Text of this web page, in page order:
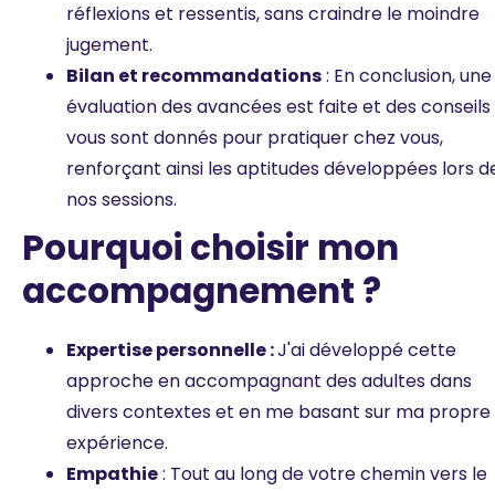
réflexions et ressentis, sans craindre le moindre
jugement.
Bilan et recommandations: En conclusion, une
évaluation des avancées est faite et des conseils
vous sont donnés pour pratiquer chez vous,
renforçant ainsi les aptitudes développées lors
nos sessions.
Pourquoi choisir mon
accompagnement ?
Expertise personnelle :J'ai développé cette
approche en accompagnant des adultes dans
divers contextes et en me basant sur ma propre
expérience.
Empathie: Tout au long de votre chemin vers le